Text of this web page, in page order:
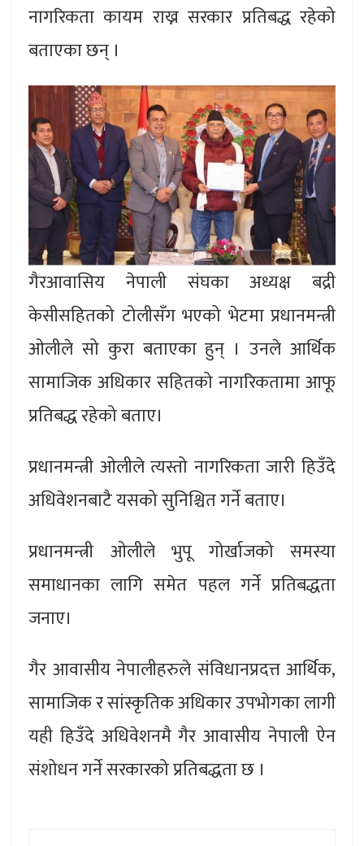
नागरिकता कायम राख्न सरकार प्रतिबद्ध रहेको
बताएका छन् ।
गैरआवासिय नेपाली संघका अध्यक्ष बद्री
केसीसहितको टोलीसँग भएको भेटमा प्रधानमन्त्री
ओलीले सो कुरा बताएका हुन् । उनले आर्थिक
सामाजिक अधिकार सहितको नागरिकतामा आफू
प्रतिबद्ध रहेको बताए।
प्रधानमन्त्री ओलीले त्यस्तो नागरिकता जारी हिउँदे
अधिवेशनबाटै यसको सुनिश्चित गर्ने बताए।
प्रधानमन्त्री ओलीले भुपू गोर्खाजको समस्या
समाधानका लागि समेत पहल गर्ने प्रतिबद्धता
जनाए।
गैर आवासीय नेपालीहरुले संविधानप्रदत्त आर्थिक,
सामाजिक र सांस्कृतिक अधिकार उपभोगका लागी
यही हिउँदे अधिवेशनमै गैर आवासीय नेपाली ऐन
संशोधन गर्ने सरकारको प्रतिबद्धता छ ।